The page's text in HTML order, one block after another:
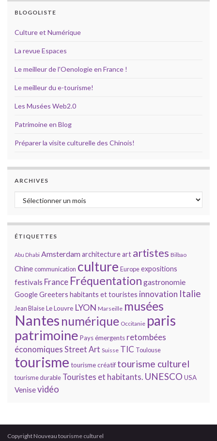
BLOGOLISTE
Culture et Numérique
La revue Espaces
Le meilleur de l'Oenologie en France !
Le meilleur du e-tourisme!
Les Musées Web2.0
Patrimoine en Blog
Préparer la visite culturelle des Chinois!
ARCHIVES
Archives
ÉTIQUETTES
Abu Dhabi Amsterdamarchitectureart artistes Bilbao
Chinecommunication culture Europeexpositions
festivals France Fréquentation gastronomie
GoogleGreeters habitants et touristes innovation Italie
Jean BlaiseLe Louvre LYON Marseille musées
Nantes numérique Occitanie paris
patrimoine Pays émergents retombées
économiques Street Art Suisse TIC Toulouse
tourisme tourisme créatif tourisme culturel
tourisme durable Touristes et habitants. UNESCO USA
Venisevidéo
Copyright Nouveau tourisme culturel